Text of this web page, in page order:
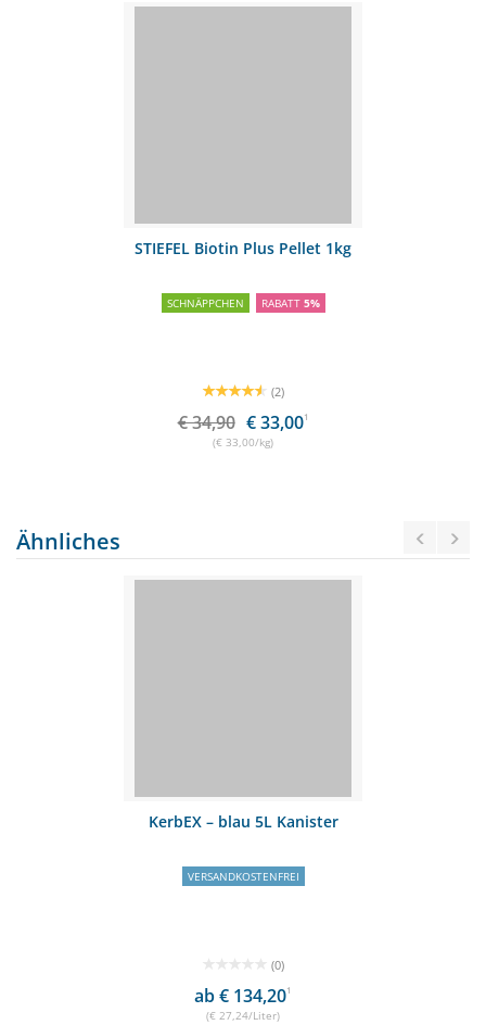
STIEFEL Biotin Plus Pellet 1kg
SCHNÄPPCHEN RABATT 5%
(2)
€ 34,90 € 33,001
(€ 33,00/kg)
Ähnliches
KerbEX – blau 5L Kanister
VERSANDKOSTENFREI
(0)
ab € 134,201
(€ 27,24/Liter)